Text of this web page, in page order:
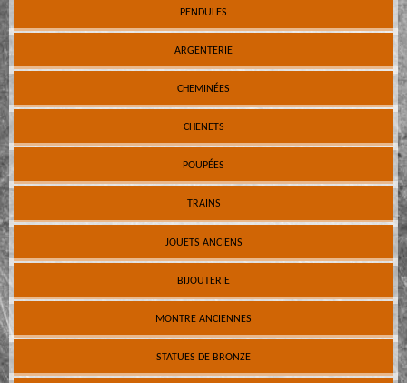
PENDULES
ARGENTERIE
CHEMINÉES
CHENETS
POUPÉES
TRAINS
JOUETS ANCIENS
BIJOUTERIE
MONTRE ANCIENNES
STATUES DE BRONZE